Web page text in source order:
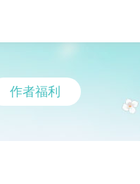
作者福利